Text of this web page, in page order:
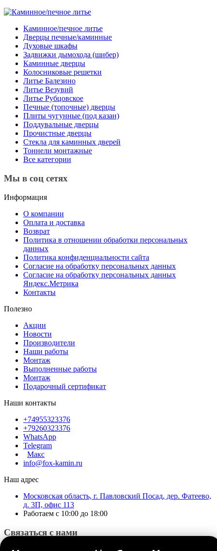
Каминное/печное литье
Дверцы печные/каминные
Духовые шкафы
Задвижки дымохода (шибер)
Каминные дверцы
Колосниковые решетки
Литье Балезино
Литье Везувий
Литье Рубцовское
Печные (топочные) дверцы
Плиты чугунные (под казан)
Поддувальные дверцы
Прочистные дверцы
Стекла для каминных дверей
Тоннели монтажные
Все категории
Мы в соц сетях
Информация
О компании
Оплата и доставка
Возврат
Политика в отношении обработки персональных
данных
Политика конфиденциальности сайта
Согласие на обработку персональных данных
Согласие на обработку персональных данных
Яндекс.Метрика
Контакты
Полезно
Акции
Новости
Производители
Наши работы
Монтаж
Выполненные работы
Монтаж
Подарочный сертификат
Наши контакты
+74955323376
+79260323376
WhatsApp
Telegram
Макс
info@fox-kamin.ru
Наш адрес
Московская область, г. Павловский Посад, дер. Фатеево,
д. 3П, офис 113
Работаем с 10:00 до 18:00
Связаться с нами